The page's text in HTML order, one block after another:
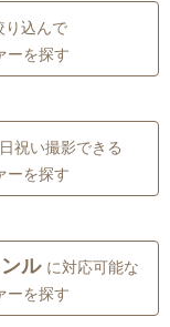
り込んで
ーを探す
祝い撮影できる
ーを探す
ル に対応可能な
ーを探す